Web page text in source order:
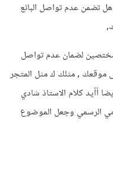
تضمن عدم تواصل البائع
لضمان عدم تواصل
موقعك , مثلك ك مثل المتجر
أأيد كلام الاستاذ شادي
الرسمي وجعل الموضوع